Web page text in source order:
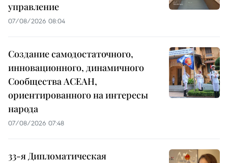
управление
07/08/2026 08:04
Создание самодостаточного,
инновационного, динамичного
Сообщества АСЕАН,
ориентированного на интересы
народа
07/08/2026 07:48
33-я Дипломатическая